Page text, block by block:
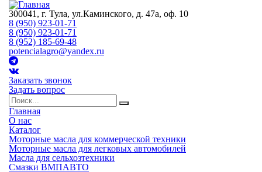
300041, г. Тула, ул.Каминского, д. 47а, оф. 10
8 (950) 923-01-71
8 (950) 923-01-71
8 (952) 185-69-48
potencialagro@yandex.ru
Заказать звонок
Задать вопрос
Главная
О нас
Каталог
Моторные масла для коммерческой техники
Моторные масла для легковых автомобилей
Масла для сельхозтехники
Смазки ВМПАВТО